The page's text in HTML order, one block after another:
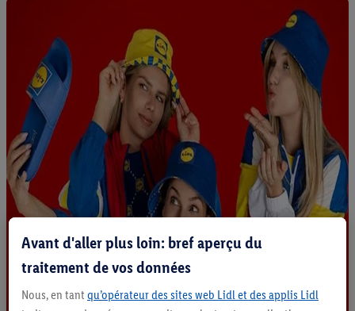
Avant d'aller plus loin: bref aperçu du
traitement de vos données
Nous, en tant qu’opérateur des sites web Lidl et des applis Lidl